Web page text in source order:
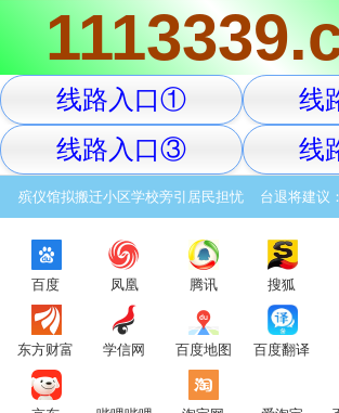
京公网安备 11000002000001号 京ICP证030173号
服务协议 转码声明 意见反馈
线路入口①
线
线路入口③
线
殡仪馆拟搬迁小区学校旁引居民担忧 台退将建议
百度 凤凰 腾讯 搜狐
东方财富 学信网 百度地图 百度翻译